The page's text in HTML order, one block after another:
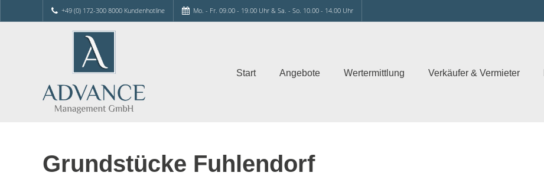
+49 (0) 172-300 8000 Kundenhotline Mo. - Fr. 09.00 - 19.00 Uhr & Sa. - So. 10.00 - 14.00 Uhr
Start Angebote Wertermittlung Verkäufer & Vermieter
Grundstücke Fuhlendorf